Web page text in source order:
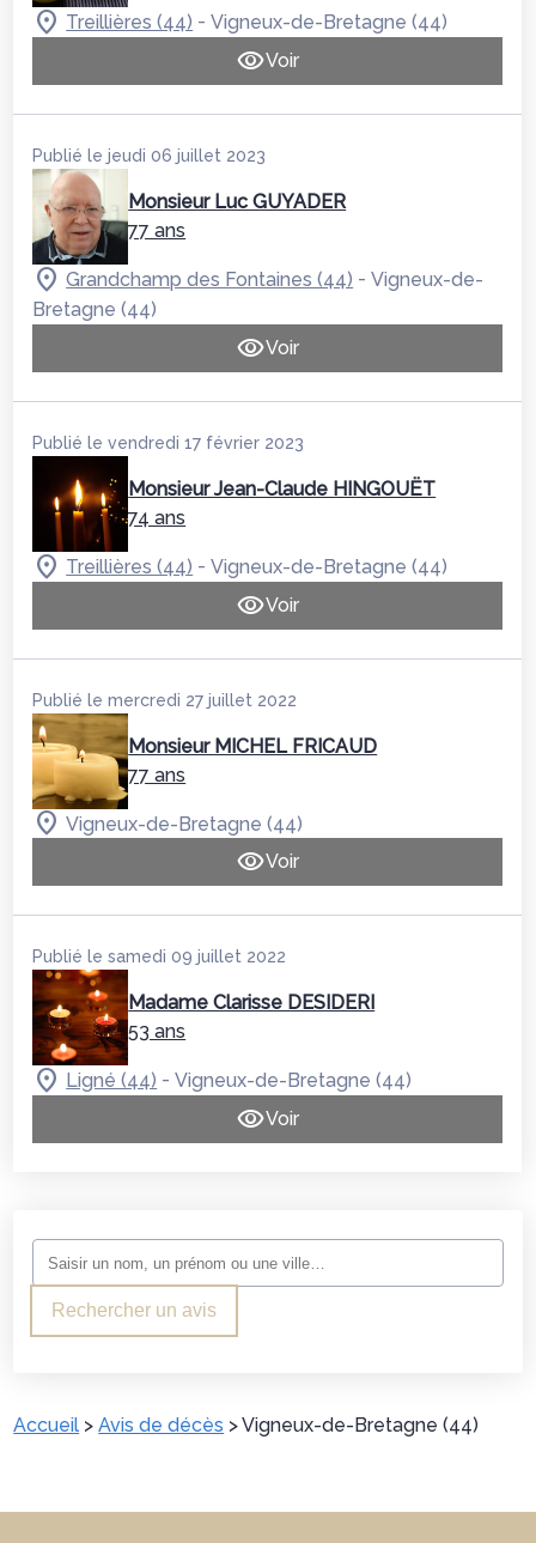
Treillières (44) -Vigneux-de-Bretagne (44)
Voir
Publié le jeudi 06 juillet 2023
Monsieur Luc GUYADER
77 ans
Grandchamp des Fontaines (44) -Vigneux-de-
Bretagne (44)
Voir
Publié le vendredi 17 février 2023
Monsieur Jean-Claude HINGOUËT
74 ans
Treillières (44) -Vigneux-de-Bretagne (44)
Voir
Publié le mercredi 27 juillet 2022
Monsieur MICHEL FRICAUD
77 ans
Vigneux-de-Bretagne (44)
Voir
Publié le samedi 09 juillet 2022
Madame Clarisse DESIDERI
53 ans
Ligné (44) -Vigneux-de-Bretagne (44)
Voir
Rechercher un avis
Accueil >Avis de décès >Vigneux-de-Bretagne (44)